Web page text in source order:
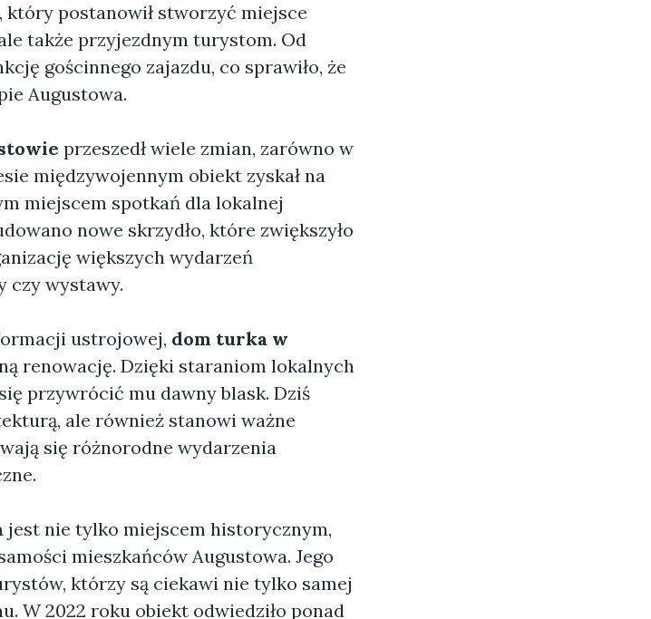
postanowił stworzyć miejsce
także przyjezdnym turystom. Od
gościnnego zajazdu, co sprawiło, że
Augustowa.
przeszedł wiele zmian, zarówno w
międzywojennym obiekt zyskał na
miejscem spotkań dla lokalnej
nowe skrzydło, które zwiększyło
większych wydarzeń
czy wystawy.
ustrojowej, dom turka w
renowację. Dzięki staraniom lokalnych
przywrócić mu dawny blask. Dziś
ale również stanowi ważne
się różnorodne wydarzenia
jest nie tylko miejscem historycznym,
mieszkańców Augustowa. Jego
którzy są ciekawi nie tylko samej
W 2022 roku obiekt odwiedziło ponad